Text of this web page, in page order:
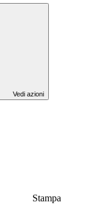
Vedi azioni
Stampa